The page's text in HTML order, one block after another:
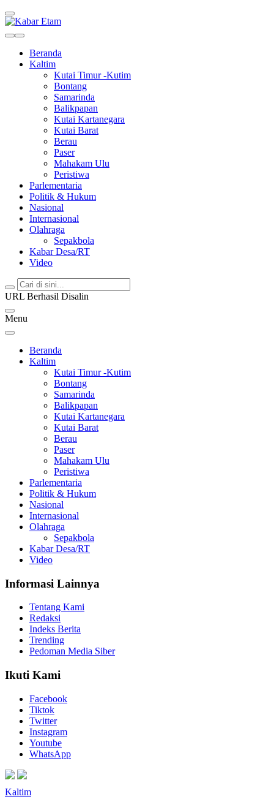
Beranda
Kaltim
Kutai Timur -Kutim
Bontang
Samarinda
Balikpapan
Kutai Kartanegara
Kutai Barat
Berau
Paser
Mahakam Ulu
Peristiwa
Parlementaria
Politik & Hukum
Nasional
Internasional
Olahraga
Sepakbola
Kabar Desa/RT
Video
URL Berhasil Disalin
Menu
Beranda
Kaltim
Kutai Timur -Kutim
Bontang
Samarinda
Balikpapan
Kutai Kartanegara
Kutai Barat
Berau
Paser
Mahakam Ulu
Peristiwa
Parlementaria
Politik & Hukum
Nasional
Internasional
Olahraga
Sepakbola
Kabar Desa/RT
Video
Informasi Lainnya
Tentang Kami
Redaksi
Indeks Berita
Trending
Pedoman Media Siber
Ikuti Kami
Facebook
Tiktok
Twitter
Instagram
Youtube
WhatsApp
Kaltim